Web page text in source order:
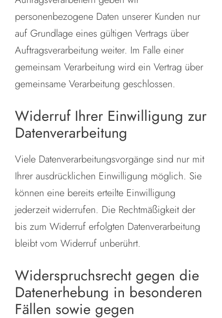
personenbezogene Daten unserer Kunden nur
auf Grundlage eines gültigen Vertrags über
Auftragsverarbeitung weiter. Im Falle einer
gemeinsam Verarbeitung wird ein Vertrag über
gemeinsame Verarbeitung geschlossen.
Widerruf Ihrer Einwilligung zur
Datenverarbeitung
Viele Datenverarbeitungsvorgänge sind nur mit
Ihrer ausdrücklichen Einwilligung möglich. Sie
können eine bereits erteilte Einwilligung
jederzeit widerrufen. Die Rechtmäßigkeit der
bis zum Widerruf erfolgten Datenverarbeitung
bleibt vom Widerruf unberührt.
Widerspruchsrecht gegen die
Datenerhebung in besonderen
Fällen sowie gegen